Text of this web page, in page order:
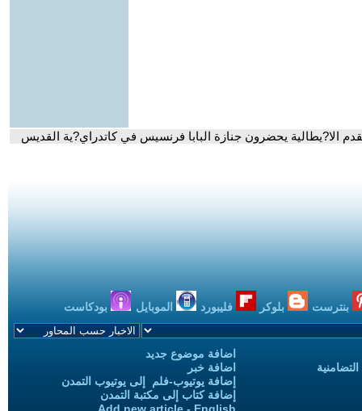
الا?يطالية يحضرون جنازة البابا فرنسيس في كاتدراي?ية القديس
بنترست بلوكر فليبورد الموبايل بودكاست
اضافة موضوع جديد
اضافة خبر
إضافة يوتيوب-فلم إلى يوتيوب التمدن
إضافة كتاب إلى مكتبة التمدن